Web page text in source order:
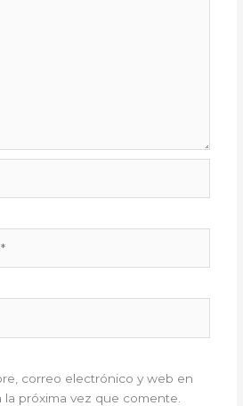
correo electrónico y web en
la próxima vez que comente.